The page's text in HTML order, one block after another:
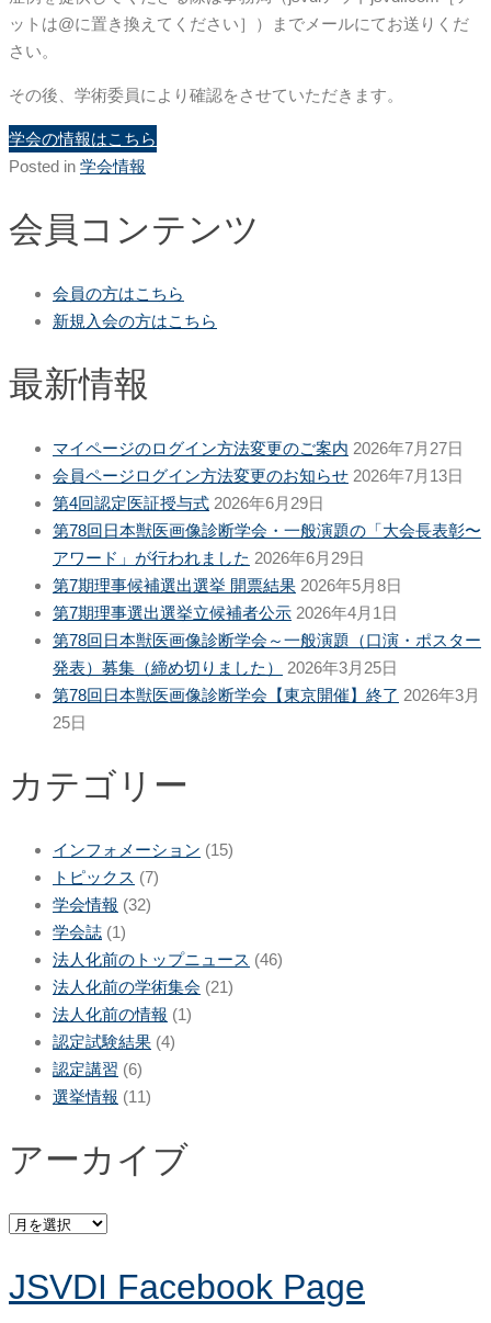
ットは@に置き換えてください］）までメールにてお送りくだ
さい。
その後、学術委員により確認をさせていただきます。
学会の情報はこちら
Posted in 学会情報
会員コンテンツ
会員の方はこちら
新規入会の方はこちら
最新情報
マイページのログイン方法変更のご案内 2026年7月27日
会員ページログイン方法変更のお知らせ 2026年7月13日
第4回認定医証授与式 2026年6月29日
第78回日本獣医画像診断学会・一般演題の「大会長表彰〜
アワード」が行われました 2026年6月29日
第7期理事候補選出選挙 開票結果 2026年5月8日
第7期理事選出選挙立候補者公示 2026年4月1日
第78回日本獣医画像診断学会～一般演題（口演・ポスター
発表）募集（締め切りました）
2026年3月25日
第78回日本獣医画像診断学会【東京開催】終了 2026年3月
25日
カテゴリー
インフォメーション (15)
トピックス (7)
学会情報 (32)
学会誌 (1)
法人化前のトップニュース (46)
法人化前の学術集会 (21)
法人化前の情報 (1)
認定試験結果 (4)
認定講習 (6)
選挙情報 (11)
アーカイブ
ア
カ
イ
JSVDI Facebook Page